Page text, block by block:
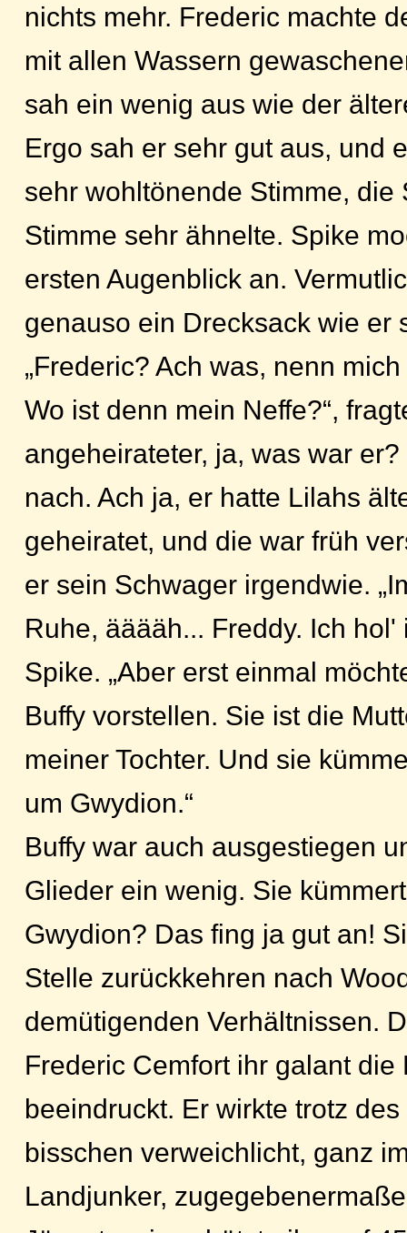
nichts mehr. Frederic machte
mit allen Wassern
sah ein wenig aus wie der
Ergo sah er sehr gut aus, und
sehr wohltönende Stimme, die
Stimme sehr ähnelte. Spike
ersten Augenblick an.
genauso ein Drecksack wie er
„Frederic? Ach was, nenn
Wo ist denn mein Neffe?“,
angeheirateter, ja, was war
nach. Ach ja, er hatte Lilahs
geheiratet, und die war früh
er sein Schwager irgendwie.
Ruhe, ääääh... Freddy. Ich hol'
Spike. „Aber erst einmal
Buffy vorstellen. Sie ist die
meiner Tochter. Und sie
um Gwydion.“
Buffy war auch ausgestiegen
Glieder ein wenig. Sie
Gwydion? Das fing ja gut an!
Stelle zurückkehren nach
demütigenden Verhältnissen.
Frederic Cemfort ihr galant die
beeindruckt. Er wirkte trotz
bisschen verweichlicht, ganz
Landjunker,